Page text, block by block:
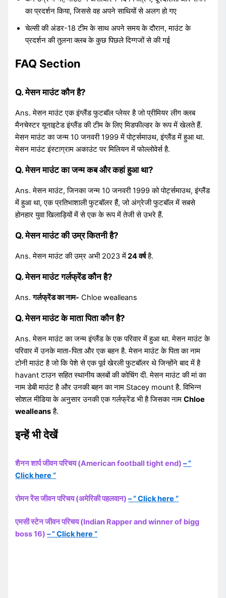
का प्रदर्शन किया, जिससे वह अपने साथियों से अलग हो गए
चेल्सी की अंडर-18 टीम के साथ अपने समय के दौरान, माउंट के
प्रदर्शन की तुलना क्लब के कुछ पिछले दिग्गजों से की गई
FAQ Section
Q. मेसन माउंट कौन है?
Ans. मेसन माउंट एक इंग्लैंड फुटबॉल प्लेयर है जो प्रीमियर लीग क्लब
मैनचेस्टर यूनाइटेड इंग्लैंड की टीम के लिए मिडफील्डर के रूप में खेलते हैं.
मेसन माउंट का जन्म 10 जनवरी 1999 में पोर्ट्समाउथ, इंग्लैंड में हुआ था.
मेसन माउंट इंस्टाग्राम अकाउंट पर मिलियन में फोल्लोवेर्स है.
Q. मेसन माउंट का जन्म कब और कहां हुआ था?
Ans. मेसन माउंट, जिनका जन्म 10 जनवरी 1999 को पोर्ट्समाउथ, इंग्लैंड
में हुआ था, एक प्रतिभाशाली फुटबॉलर हैं, जो अंग्रेजी फुटबॉल में सबसे
होनहार युवा खिलाड़ियों में से एक के रूप में तेजी से उभरे हैं.
Q. मेसन माउंट की उम्र कितनी है?
Ans. मेसन माउंट की उम्र अभी 2023 में24 वर्षहै.
Q. मेसन माउंट गर्लफ्रेंड कौन है?
Ans.गर्लफ्रेंड का नाम- Chloe wealleans
Q. मेसन माउंट के माता पिता कौन है?
Ans. मेसन माउंट का जन्म इंग्लैंड के एक परिवार में हुआ था. मेसन माउंट के
परिवार में उनके माता-पिता और एक बहन है. मेसन माउंट के पिता का नाम
टोनी माउंट है जो कि पेशे से एक पूर्व खेरली फुटबॉलर थे जिन्होंने बाद में है
havant टाउन सहित स्थानीय क्लबों की कोचिंग दी. मेसन माउंट की मां का
नाम डेबी माउंट है और उनकी बहन का नाम Stacey mount है. विभिन्न
सोशल मीडिया के अनुसार उनकी एक गर्लफ्रेंड भी है जिसका नामChloe
wealleansहै.
इन्हें भी देखें
शैनन शार्प जीवन परिचय (American football tight end)– ”
Click here “
रोमन रेंस जीवन परिचय (अमेरिकी पहलवान)– ” Click here “
एमसी स्टेन जीवन परिचय (Indian Rapper and winner of bigg
boss 16)– ” Click here “